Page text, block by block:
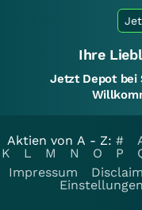
Ihre
Jetzt Depot bei
Aktien von A - Z: #
K
L M N O P
Impressum
Einstellungen